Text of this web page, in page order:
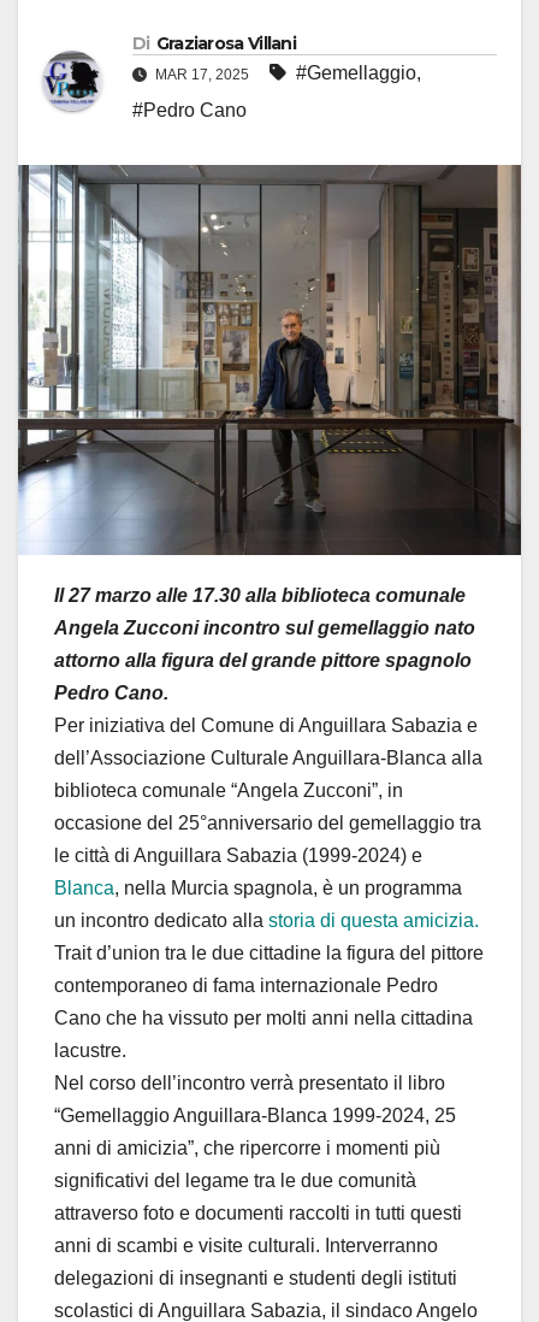
Di Graziarosa Villani
MAR 17, 2025 #Gemellaggio,
#Pedro Cano
Il 27 marzo alle 17.30 alla biblioteca comunale
Angela Zucconi incontro sul gemellaggio nato
attorno alla figura del grande pittore spagnolo
Pedro Cano.
Per iniziativa del Comune di Anguillara Sabazia e
dell’Associazione Culturale Anguillara-Blanca alla
biblioteca comunale “Angela Zucconi”, in
occasione del 25°anniversario del gemellaggio tra
le città di Anguillara Sabazia (1999-2024) e
Blanca, nella Murcia spagnola, è un programma
un incontro dedicato alla storia di questa amicizia.
Trait d’union tra le due cittadine la figura del pittore
contemporaneo di fama internazionale Pedro
Cano che ha vissuto per molti anni nella cittadina
lacustre.
Nel corso dell’incontro verrà presentato il libro
“Gemellaggio Anguillara-Blanca 1999-2024, 25
anni di amicizia”, che ripercorre i momenti più
significativi del legame tra le due comunità
attraverso foto e documenti raccolti in tutti questi
anni di scambi e visite culturali. Interverranno
delegazioni di insegnanti e studenti degli istituti
scolastici di Anguillara Sabazia, il sindaco Angelo